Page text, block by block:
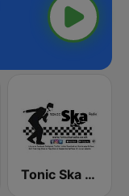
Tonic Ska Radio